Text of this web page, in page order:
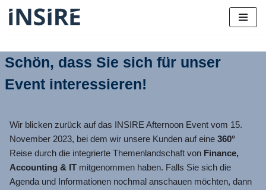
springen
Schön, dass Sie sich für unser
Event interessieren!
Wir blicken zurück auf das INSIRE Afternoon Event vom 15.
November 2023, bei dem wir unsere Kunden auf eine 360°
Reise durch die integrierte Themenlandschaft vonFinance,
Accounting & ITmitgenommen haben. Falls Sie sich die
Agenda und Informationen nochmal anschauen möchten, dann